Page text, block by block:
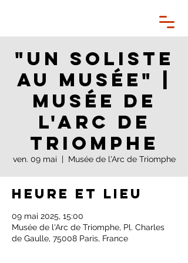
"Un soliste
au musée" |
Musée de
l'Arc de
Triomphe
ven. 09 mai
  |
Musée de l'Arc de Triomphe
Heure et lieu
09 mai 2025, 15:00
Musée de l'Arc de Triomphe, Pl. Charles
de Gaulle, 75008 Paris, France